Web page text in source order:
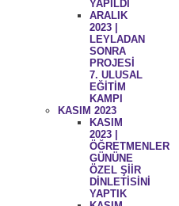
YAPILDI
ARALIK
2023 |
LEYLADAN
SONRA
PROJESİ
7. ULUSAL
EĞİTİM
KAMPI
KASIM 2023
KASIM
2023 |
ÖĞRETMENLER
GÜNÜNE
ÖZEL ŞİİR
DİNLETİSİNİ
YAPTIK